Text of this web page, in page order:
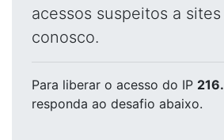
acessos suspeitos a
conosco.
Para liberar o acesso do IP
responda ao desafio abaixo.